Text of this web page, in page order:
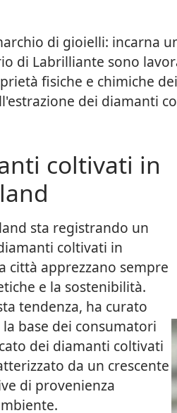
di gioielli: incarna
di Labrilliante sono
fisiche e chimiche
dei diamanti
coltivati in
sta registrando un
coltivati in
città apprezzano sempre
e la sostenibilità.
tendenza, ha curato
base dei consumatori
dei diamanti coltivati
da un crescente
di provenienza